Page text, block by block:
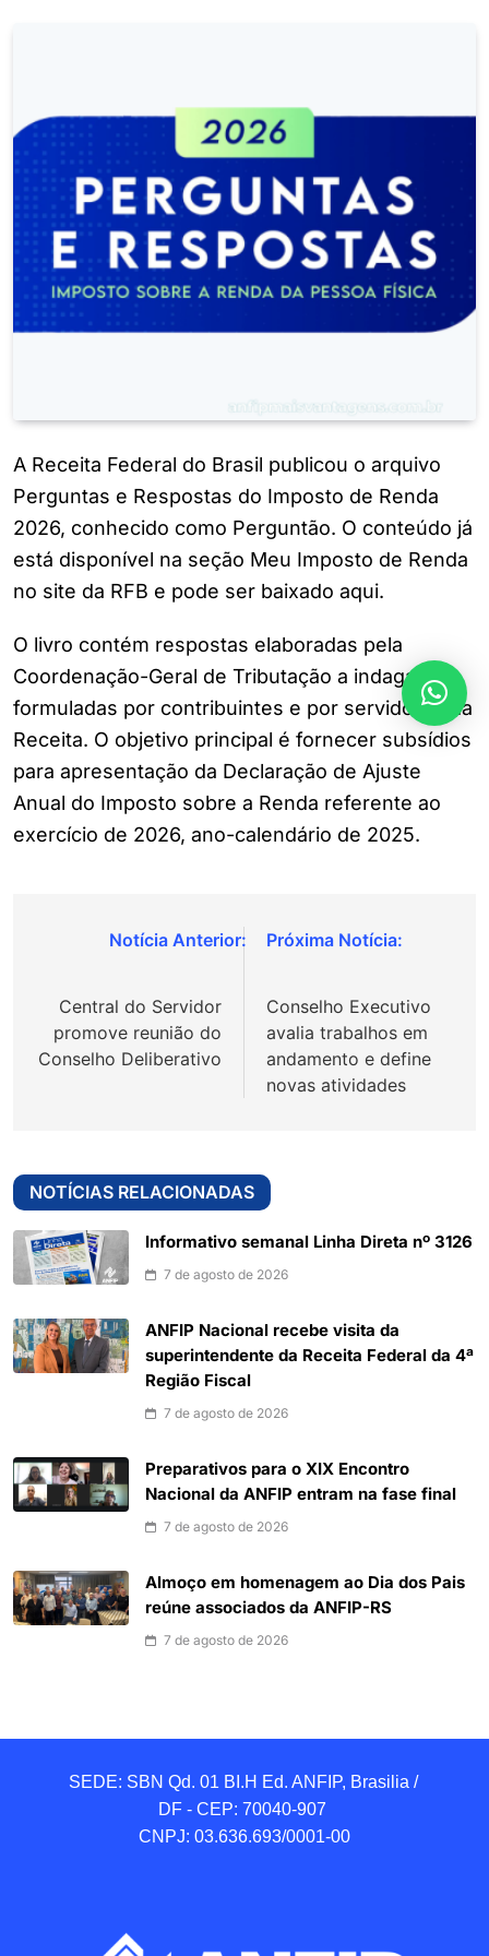
A Receita Federal do Brasil publicou o arquivo
Perguntas e Respostas do Imposto de Renda
2026, conhecido como Perguntão. O conteúdo já
está disponível na seção Meu Imposto de Renda
no site da RFB e pode ser baixado aqui.
O livro contém respostas elaboradas pela
Coordenação-Geral de Tributação a indagações
formuladas por contribuintes e por servidores da
Receita. O objetivo principal é fornecer subsídios
para apresentação da Declaração de Ajuste
Anual do Imposto sobre a Renda referente ao
exercício de 2026, ano-calendário de 2025.
Navegação
Post
Central do Servidor
promove reunião do
Conselho Deliberativo
Conselho Executivo
avalia trabalhos em
andamento e define
novas atividades
NOTÍCIAS RELACIONADAS
Informativo semanal Linha Direta nº 3126
7 de agosto de 2026
ANFIP Nacional recebe visita da
superintendente da Receita Federal da 4ª
Região Fiscal
7 de agosto de 2026
Preparativos para o XIX Encontro
Nacional da ANFIP entram na fase final
7 de agosto de 2026
Almoço em homenagem ao Dia dos Pais
reúne associados da ANFIP-RS
7 de agosto de 2026
SEDE: SBN Qd. 01 BI.H Ed. ANFIP, Brasilia /
DF - CEP: 70040-907
CNPJ: 03.636.693/0001-00